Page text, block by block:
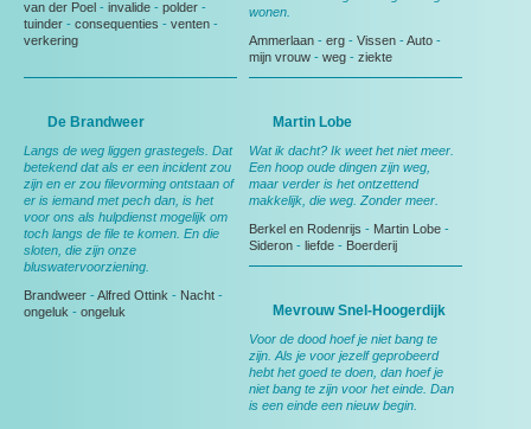
van der Poel - invalide - polder -
tuinder - consequenties - venten -
verkering
wonen.
Ammerlaan - erg - Vissen -Auto -
mijn vrouw - weg - ziekte
De Brandweer
Langs de weg liggen grastegels. Dat
betekend dat als er een incident zou
zijn en er zou filevorming ontstaan of
er is iemand met pech dan, is het
voor ons als hulpdienst mogelijk om
toch langs de file te komen. En die
sloten, die zijn onze
bluswatervoorziening.
Brandweer - Alfred Ottink - Nacht -
ongeluk - ongeluk
Martin Lobe
Wat ik dacht? Ik weet het niet meer.
Een hoop oude dingen zijn weg,
maar verder is het ontzettend
makkelijk, die weg. Zonder meer.
Berkel en Rodenrijs - Martin Lobe -
Sideron - liefde - Boerderij
Mevrouw Snel-Hoogerdijk
Voor de dood hoef je niet bang te
zijn. Als je voor jezelf geprobeerd
hebt het goed te doen, dan hoef je
niet bang te zijn voor het einde. Dan
is een einde een nieuw begin.